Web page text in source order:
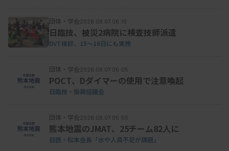
団体・学会2026.08.07 06:10
日臨技、被災2病院に検査技師派遣
DVT検診、15～16日にも実施
団体・学会2026.08.07 06:05
POCT、Dダイマーの使用で注意喚起
日臨技・振興協議会
団体・学会2026.08.07 05:55
熊本地震のJMAT、25チーム82人に
日医・松本会長「水や人員不足が課題」